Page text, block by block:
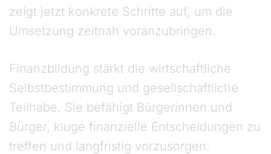
zeigt jetzt konkrete Schritte auf, um die
Umsetzung zeitnah voranzubringen.
Finanzbildung stärkt die wirtschaftliche
Selbstbestimmung und gesellschaftliche
Teilhabe. Sie befähigt Bürgerinnen und
Bürger, kluge finanzielle Entscheidungen zu
treffen und langfristig vorzusorgen.